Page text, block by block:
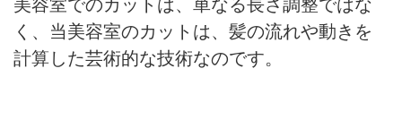
く、当美容室のカットは、髪の流れや動きを
計算した芸術的な技術なのです。